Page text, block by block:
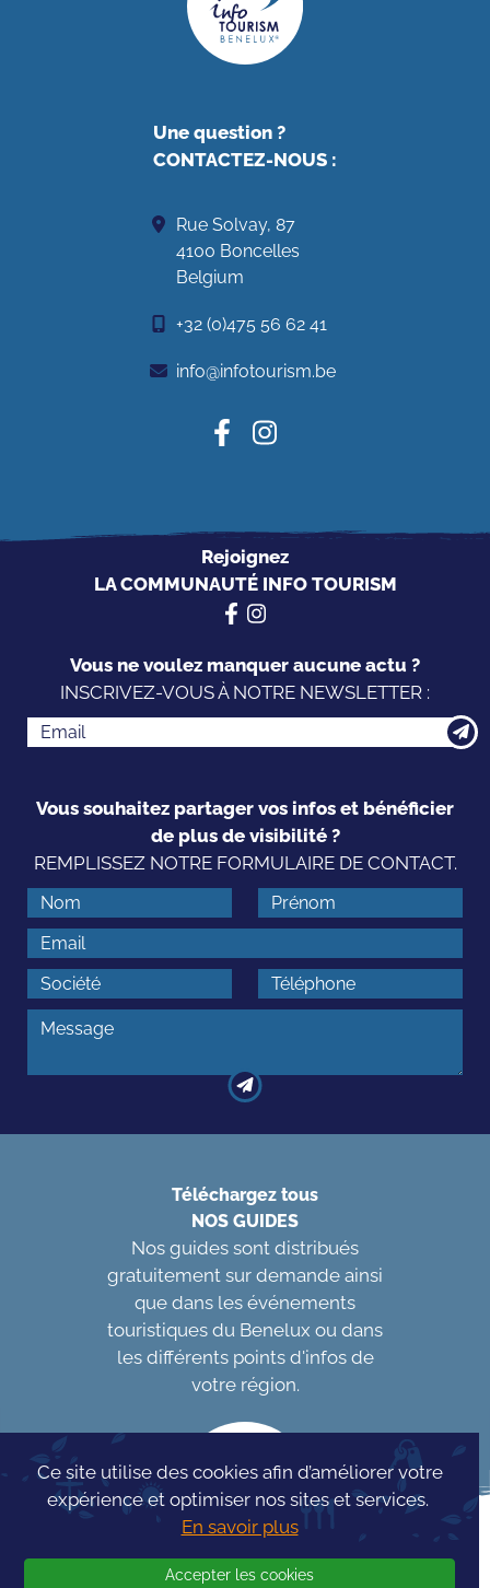
Une question ?
CONTACTEZ-NOUS :
Rue Solvay, 87
4100 Boncelles
Belgium
+32 (0)475 56 62 41
info@infotourism.be
Rejoignez
LA COMMUNAUTÉ INFO TOURISM
Vous ne voulez manquer aucune actu ?
INSCRIVEZ-VOUS À NOTRE NEWSLETTER :
Vous souhaitez partager vos infos et bénéficier
de plus de visibilité ?
REMPLISSEZ NOTRE FORMULAIRE DE CONTACT.
Téléchargez tous
NOS GUIDES
Nos guides sont distribués
gratuitement sur demande ainsi
que dans les événements
touristiques du Benelux ou dans
les différents points d'infos de
votre région.
Ce site utilise des cookies afin d’améliorer votre
expérience et optimiser nos sites et services.
En savoir plus
Accepter les cookies